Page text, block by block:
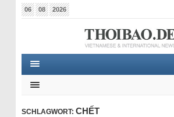
06 08 2026
SCHLAGWORT: CHẾT